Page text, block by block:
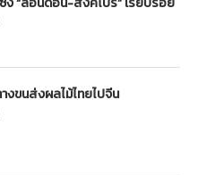
งขนส่งผลไม้ไทยไปจีน